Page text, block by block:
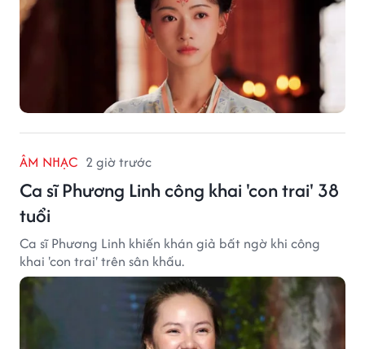
ÂM NHẠC 2 giờ trước
Ca sĩ Phương Linh công khai 'con trai' 38
tuổi
Ca sĩ Phương Linh khiến khán giả bất ngờ khi công
khai 'con trai' trên sân khấu.